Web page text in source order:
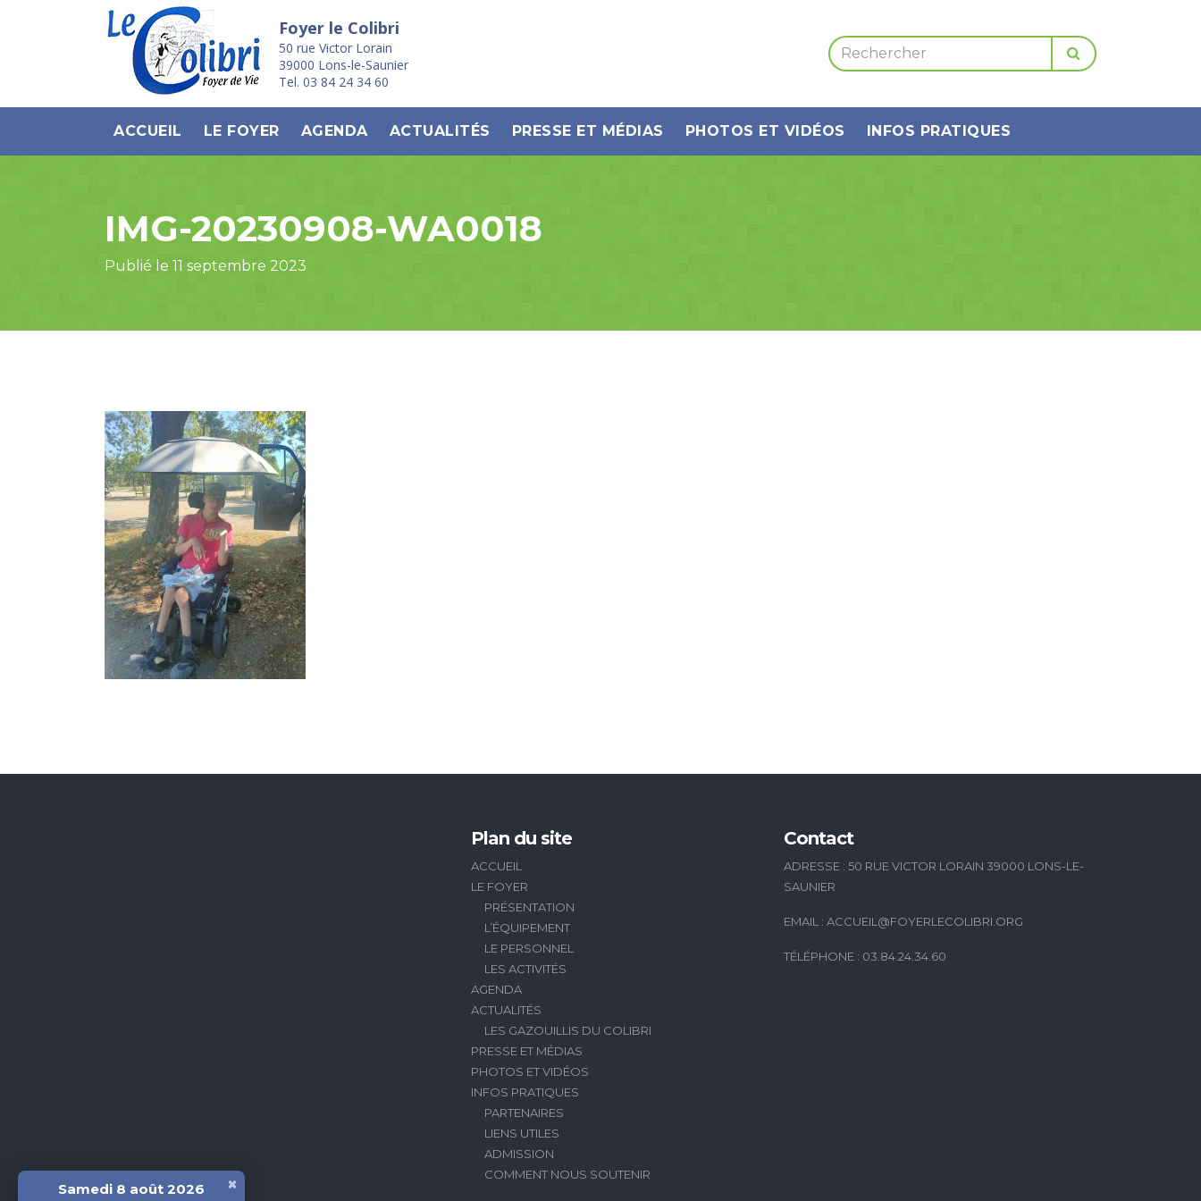
Foyer le Colibri
50 rue Victor Lorain
39000 Lons-le-Saunier
Tel. 03 84 24 34 60
ACCUEIL LE FOYER AGENDA ACTUALITÉS PRESSE ET MÉDIAS PHOTOS ET VIDÉOS INFOS PRATIQUES
IMG-20230908-WA0018
Publié le 11 septembre 2023
Plan du site
ACCUEIL
LE FOYER
PRÉSENTATION
L’ÉQUIPEMENT
LE PERSONNEL
LES ACTIVITÉS
AGENDA
ACTUALITÉS
LES GAZOUILLIS DU COLIBRI
PRESSE ET MÉDIAS
PHOTOS ET VIDÉOS
INFOS PRATIQUES
PARTENAIRES
LIENS UTILES
ADMISSION
COMMENT NOUS SOUTENIR
Contact
ADRESSE : 50 RUE VICTOR LORAIN 39000 LONS-LE-
SAUNIER
EMAIL : ACCUEIL@FOYERLECOLIBRI.ORG
TÉLÉPHONE : 03.84.24.34.60
Samedi 8 août 2026 ×